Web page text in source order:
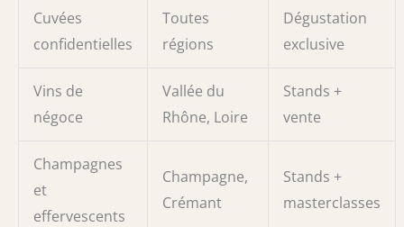
Cuvées
confidentielles
Toutes
régions
Dégustation
exclusive
Vins de
négoce
Vallée du
Rhône, Loire
Stands +
vente
Champagnes
et
effervescents
Champagne,
Crémant
Stands +
masterclasses